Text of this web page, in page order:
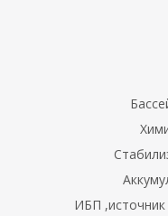
ИБП ,источник